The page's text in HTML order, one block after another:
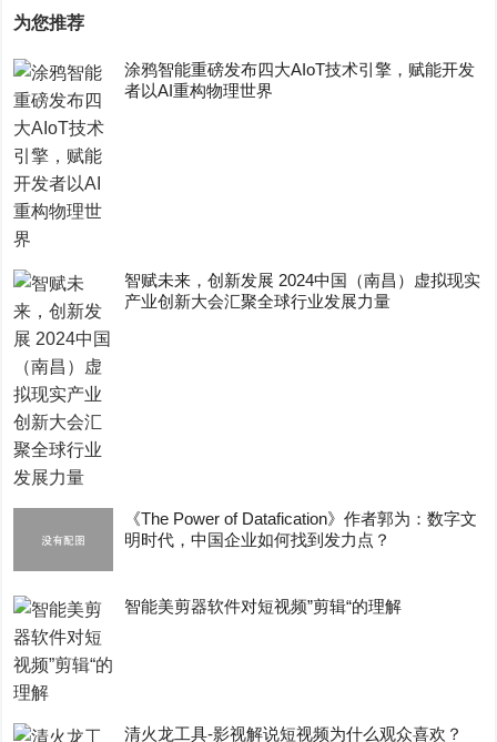
为您推荐
涂鸦智能重磅发布四大AIoT技术引擎，赋能开发
者以AI重构物理世界
智赋未来，创新发展 2024中国（南昌）虚拟现实
产业创新大会汇聚全球行业发展力量
《The Power of Datafication》作者郭为：数字文
明时代，中国企业如何找到发力点？
智能美剪器软件对短视频”剪辑“的理解
清火龙工具-影视解说短视频为什么观众喜欢？